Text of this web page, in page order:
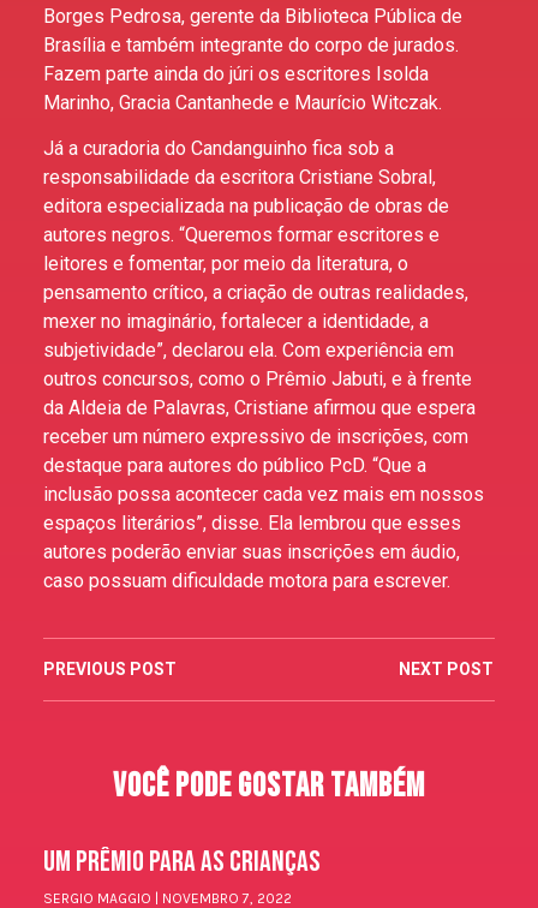
Borges Pedrosa, gerente da Biblioteca Pública de
Brasília e também integrante do corpo de jurados.
Fazem parte ainda do júri os escritores Isolda
Marinho, Gracia Cantanhede e Maurício Witczak.
Já a curadoria do Candanguinho fica sob a
responsabilidade da escritora Cristiane Sobral,
editora especializada na publicação de obras de
autores negros. “Queremos formar escritores e
leitores e fomentar, por meio da literatura, o
pensamento crítico, a criação de outras realidades,
mexer no imaginário, fortalecer a identidade, a
subjetividade”, declarou ela. Com experiência em
outros concursos, como o Prêmio Jabuti, e à frente
da Aldeia de Palavras, Cristiane afirmou que espera
receber um número expressivo de inscrições, com
destaque para autores do público PcD. “Que a
inclusão possa acontecer cada vez mais em nossos
espaços literários”, disse. Ela lembrou que esses
autores poderão enviar suas inscrições em áudio,
caso possuam dificuldade motora para escrever.
PREVIOUS POST NEXT POST
Você Pode Gostar Também
Um Prêmio Para As Crianças
SERGIO MAGGIO NOVEMBRO 7, 2022